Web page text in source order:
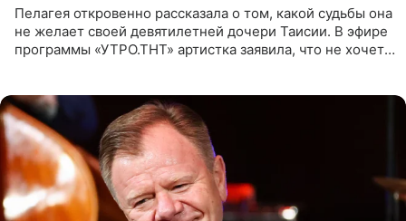
Пелагея откровенно рассказала о том, какой судьбы она
не желает своей девятилетней дочери Таисии. В эфире
программы «УТРО.ТНТ» артистка заявила, что не хочет